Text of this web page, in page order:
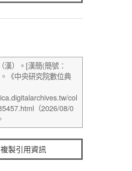
複製引用資訊